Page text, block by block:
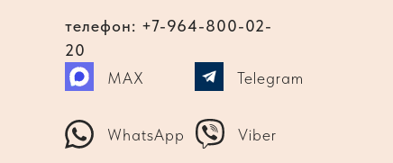
WhatsApp Viber
Telegram
MAX
телефон: +7-964-800-02-
20